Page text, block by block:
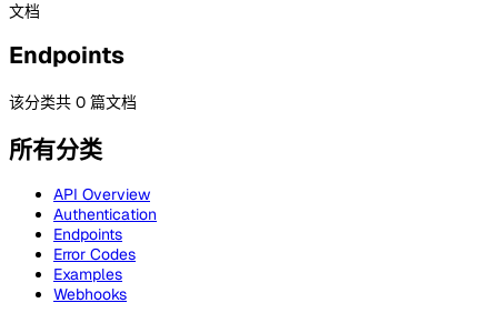
文档
Endpoints
该分类共 0 篇文档
所有分类
API Overview
Authentication
Endpoints
Error Codes
Examples
Webhooks